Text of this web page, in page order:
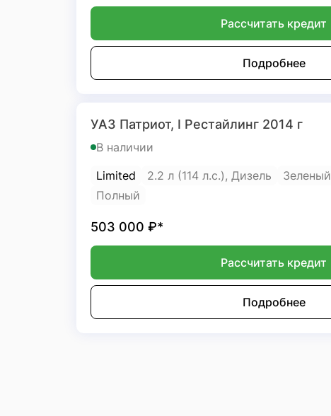
Рассчитать кредит
Подробнее
УАЗ Патриот, I Рестайлинг 2014 г
В наличии
Limited
2.2 л (114 л.с.), Дизель Зеленый
Полный
503 000 ₽*
Рассчитать кредит
Подробнее